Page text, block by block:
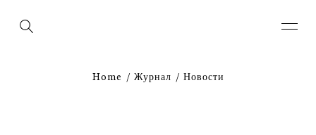
Home Журнал Новости